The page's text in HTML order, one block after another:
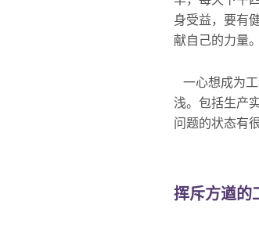
身受益，要有
献自己的力量。
一心想成为
浅。包括生产
问题的状态有
挥斥方遒的